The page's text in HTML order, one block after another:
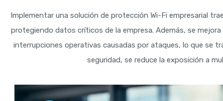
Implementar una solución de protección Wi-Fi empresarial
protegiendo datos críticos de la empresa. Además, se
interrupciones operativas causadas por ataques, lo que se
seguridad, se reduce la exposición a